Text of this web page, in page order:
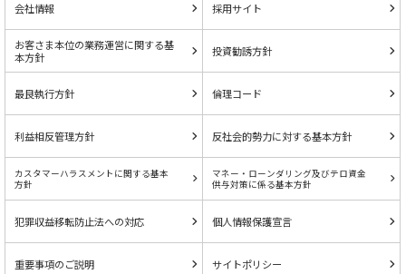
会社情報 採用サイト
お客さま本位の業務運営に関する基
本方針
投資勧誘方針
最良執行方針 倫理コード
利益相反管理方針 反社会的勢力に対する基本方針
カスタマーハラスメントに関する基本
方針
マネー・ローンダリング及びテロ資金
供与対策に係る基本方針
犯罪収益移転防止法への対応 個人情報保護宣言
重要事項のご説明 サイトポリシー